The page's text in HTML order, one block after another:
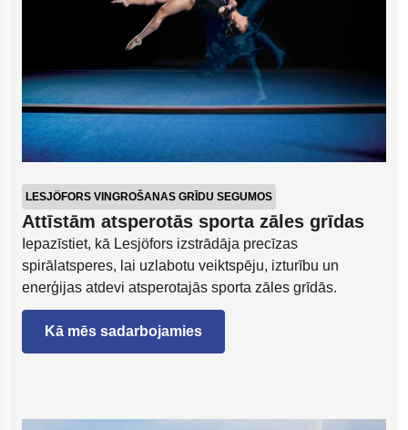
LESJÖFORS VINGROŠANAS GRĪDU SEGUMOS
Attīstām atsperotās sporta zāles grīdas
Iepazīstiet, kā Lesjöfors izstrādāja precīzas
spirālatsperes, lai uzlabotu veiktspēju, izturību un
enerģijas atdevi atsperotajās sporta zāles grīdās.
Kā mēs sadarbojamies